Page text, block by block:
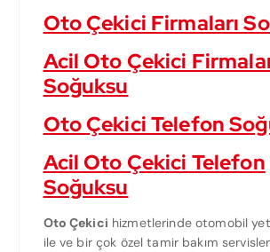
Oto Çekici Firmaları
Acil Oto Çekici
Soğuksu
Oto Çekici Telefon
Acil Oto Çekici Telefon
Soğuksu
Oto Çekici hizmetlerinde otomobil
ile ve bir çok özel tamir bakım